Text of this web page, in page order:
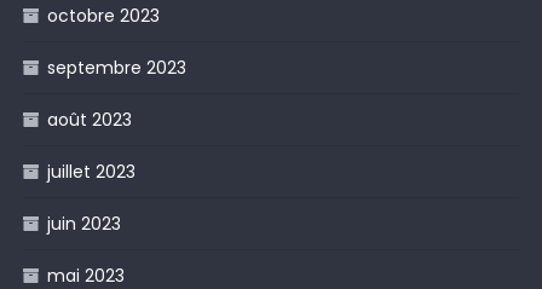
octobre 2023
septembre 2023
août 2023
juillet 2023
juin 2023
mai 2023